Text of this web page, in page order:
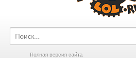
Полная версия сайта